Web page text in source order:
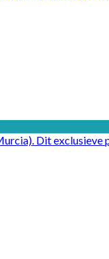
Dit exclusieve